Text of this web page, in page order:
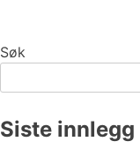
Søk
Siste innlegg